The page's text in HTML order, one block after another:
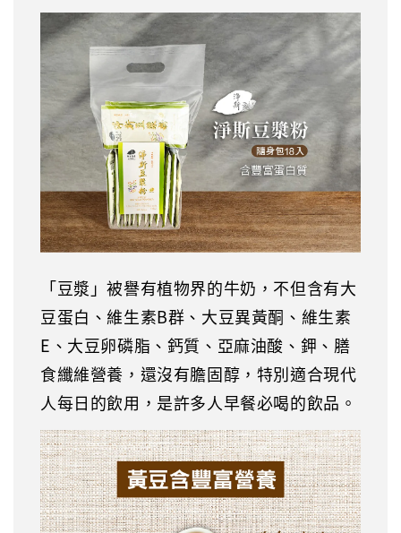
「豆漿」被譽有植物界的牛奶，不但含有大
豆蛋白、維生素B群、大豆異黃酮、維生素
E、大豆卵磷脂、鈣質、亞麻油酸、鉀、膳
食纖維營養，還沒有膽固醇，特別適合現代
人每日的飲用，是許多人早餐必喝的飲品。